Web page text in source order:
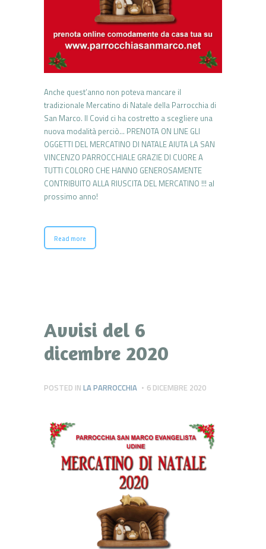
Anche quest’anno non poteva mancare il
tradizionale Mercatino di Natale della Parrocchia di
San Marco. Il Covid ci ha costretto a scegliere una
nuova modalità perciò… PRENOTA ON LINE GLI
OGGETTI DEL MERCATINO DI NATALE AIUTA LA SAN
VINCENZO PARROCCHIALE GRAZIE DI CUORE A
TUTTI COLORO CHE HANNO GENEROSAMENTE
CONTRIBUITO ALLA RIUSCITA DEL MERCATINO !!! al
prossimo anno!
Read more
Avvisi del 6
dicembre 2020
POSTED IN LA PARROCCHIA 6 DICEMBRE 2020